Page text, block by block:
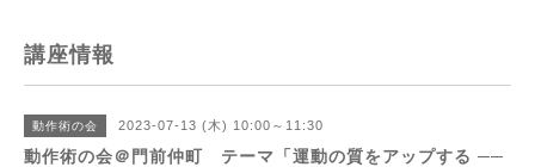
講座情報
動作術の会 2023-07-13 (木) 10:00～11:30
動作術の会＠門前仲町 テーマ「運動の質をアップする ──